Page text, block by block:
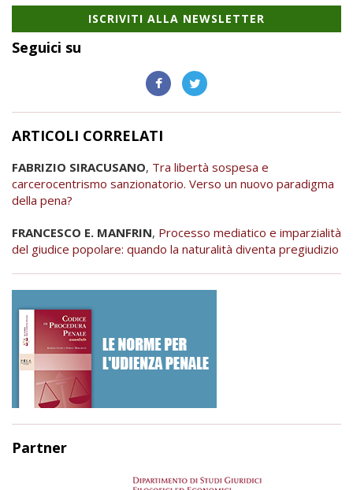
ISCRIVITI ALLA NEWSLETTER
Seguici su
ARTICOLI CORRELATI
FABRIZIO SIRACUSANO, Tra libertà sospesa e
carcerocentrismo sanzionatorio. Verso un nuovo paradigma
della pena?
FRANCESCO E. MANFRIN, Processo mediatico e imparzialità
del giudice popolare: quando la naturalità diventa pregiudizio
Partner